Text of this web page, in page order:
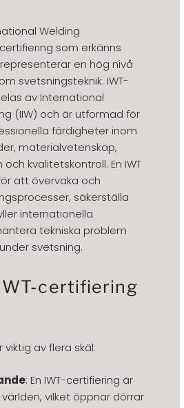
Welding
som erkänns
en hög nivå
svetsningsteknik. IWT-
av International
(IIW) och är utformad för
färdigheter inom
materialvetenskap,
kvalitetskontroll. En IWT
att övervaka och
säkerställa
internationella
tekniska problem
svetsning.
certifiering
viktig av flera skäl:
: En IWT-certifiering är
vilket öppnar dörrar